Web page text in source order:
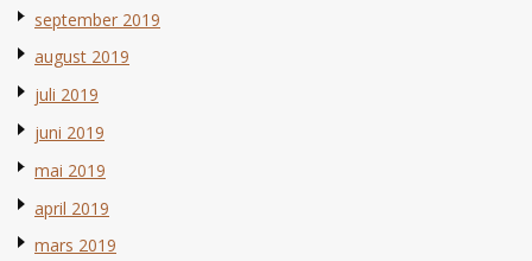
september 2019
august 2019
juli 2019
juni 2019
mai 2019
april 2019
mars 2019